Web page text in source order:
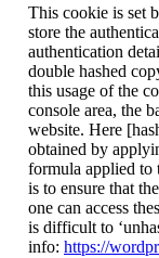
This cookie is set
store the
authentication
double hashed
this usage of the
console area, the
website. Here
obtained by
formula applied to
is to ensure that
one can access
is difficult to
info: https://